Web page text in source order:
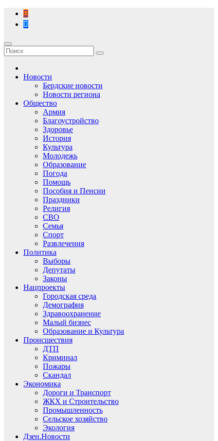
Перейти
содержимому
Новости
Бердские новости
Новости региона
Общество
Армия
Благоустройство
Здоровье
История
Культура
Молодежь
Образование
Погода
Помощь
Пособия и Пенсии
Праздники
Религия
СВО
Семья
Спорт
Развлечения
Политика
Выборы
Депутаты
Законы
Нацпроекты
Городская среда
Демография
Здравоохранение
Малый бизнес
Образование и Культура
Происшествия
ДТП
Криминал
Пожары
Скандал
Экономика
Дороги и Транспорт
ЖКХ и Строительство
Промышленность
Сельское хозяйство
Экология
Дзен.Новости